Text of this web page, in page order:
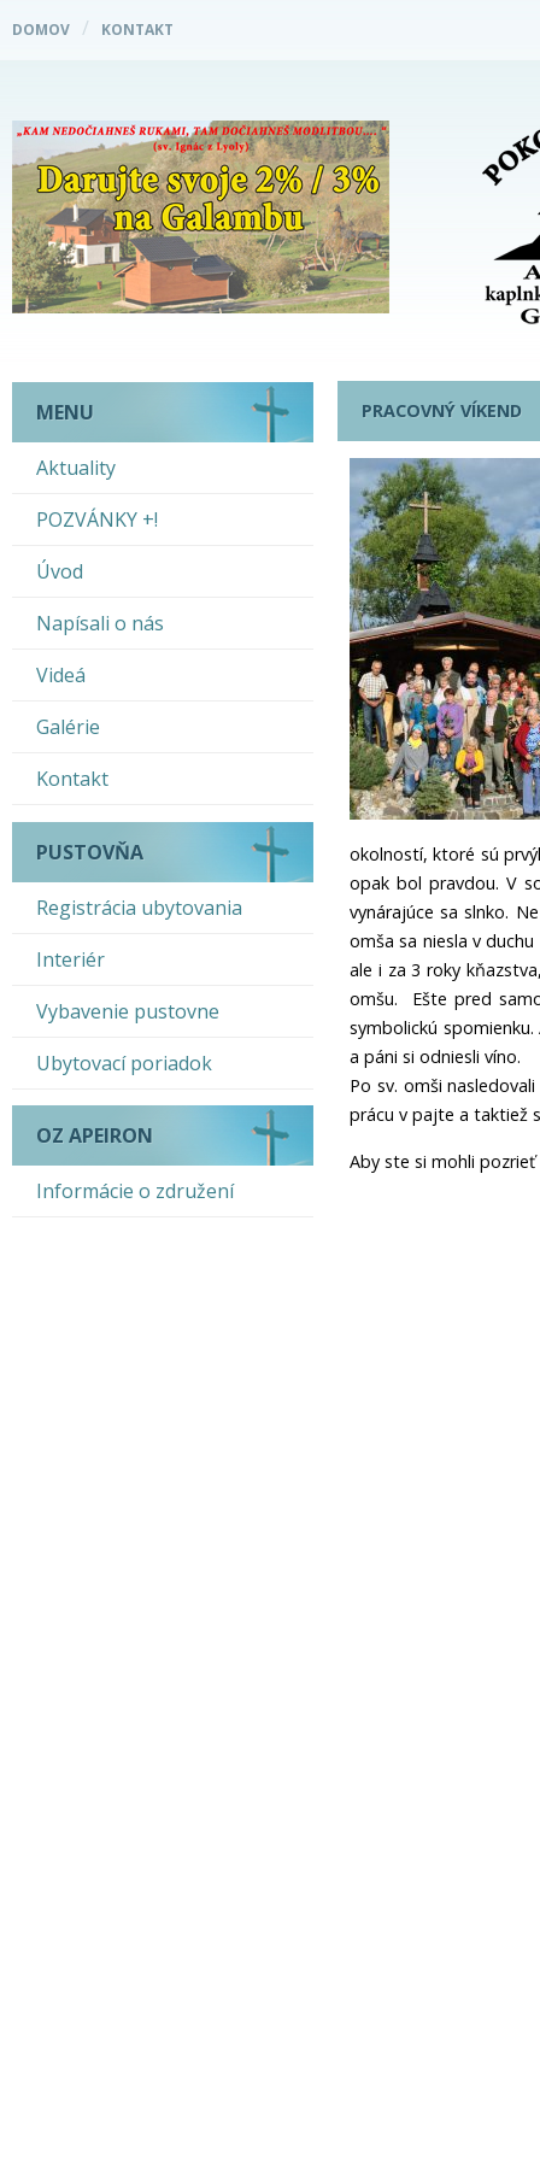
DOMOV KONTAKT
MENU
Aktuality
POZVÁNKY +!
Úvod
Napísali o nás
Videá
Galérie
Kontakt
PUSTOVŇA
Registrácia ubytovania
Interiér
Vybavenie pustovne
Ubytovací poriadok
OZ APEIRON
Informácie o združení
PRACOVNÝ VÍKEND
okolností, ktoré sú
opak bol pravdou. V
vynárajúce sa slnko.
omša sa niesla v
ale i za 3 roky
omšu. Ešte pred
symbolickú
a páni si odniesli víno.
Po sv. omši
prácu v pajte a taktiež
Aby ste si mohli